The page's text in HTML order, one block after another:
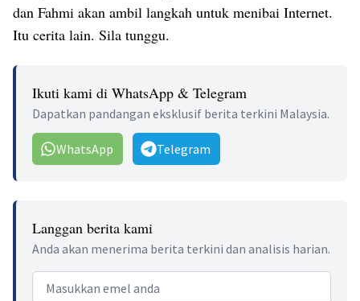
dan Fahmi akan ambil langkah untuk menibai Internet.
Itu cerita lain. Sila tunggu.
Ikuti kami di WhatsApp & Telegram
Dapatkan pandangan eksklusif berita terkini Malaysia.
WhatsApp Telegram
Langgan berita kami
Anda akan menerima berita terkini dan analisis harian.
Email address